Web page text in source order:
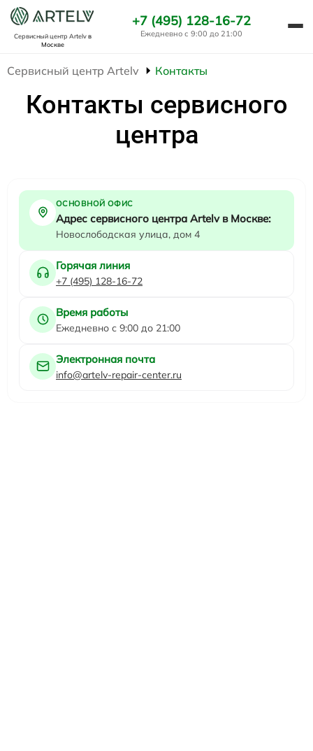
Сервисный центр Artelvв
Москве
+7 (495) 128-16-72
Ежедневно с 9:00 до 21:00
Сервисный центр Artelv Контакты
Контакты сервисного
центра
ОСНОВНОЙ ОФИС
Адрес сервисного центра Artelv в Москве:
Новослободская улица, дом 4
Горячая линия
+7 (495) 128-16-72
Время работы
Ежедневно с 9:00 до 21:00
Электронная почта
info@artelv-repair-center.ru